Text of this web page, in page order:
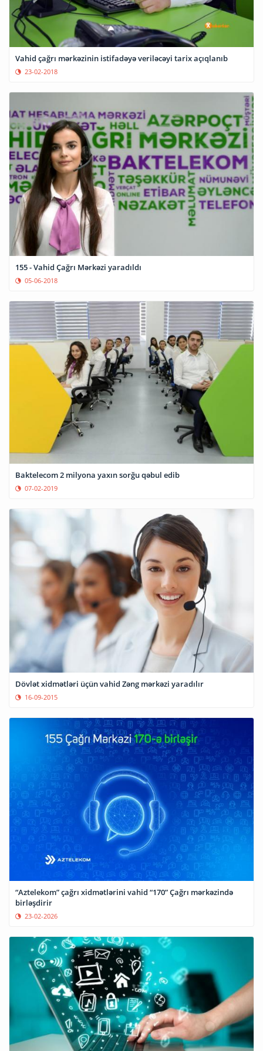
Vahid çağrı mərkəzinin istifadəyə veriləcəyi tarix açıqlanıb
23-02-2018
155 - Vahid Çağrı Mərkəzi yaradıldı
05-06-2018
Baktelecom 2 milyona yaxın sorğu qəbul edib
07-02-2019
Dövlət xidmətləri üçün vahid Zəng mərkəzi yaradılır
16-09-2015
“Aztelekom” çağrı xidmətlərini vahid “170” Çağrı mərkəzində
birləşdirir
23-02-2026